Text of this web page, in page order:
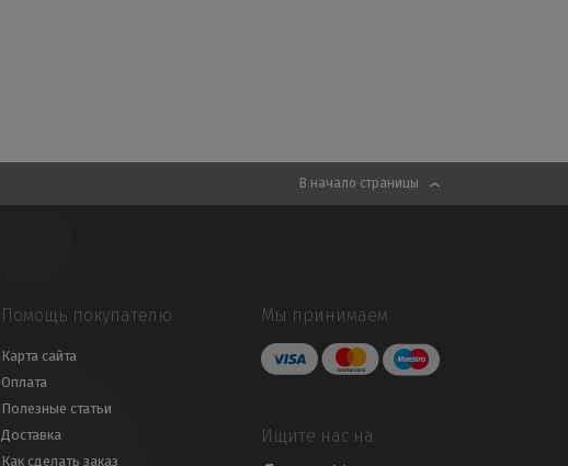
В начало страницы
Помощь покупателю
Карта сайта
Оплата
Полезные статьи
Доставка
Как сделать заказ
Мы принимаем
Ищите нас на